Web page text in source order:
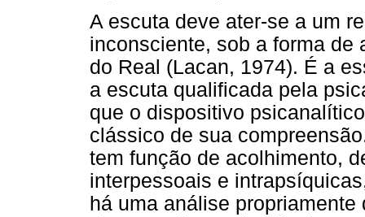
A escuta deve ater-se a um
inconsciente, sob a forma de
do Real (Lacan, 1974). É a
a escuta qualificada pela
que o dispositivo
clássico de sua
tem função de acolhimento,
interpessoais e
há uma análise